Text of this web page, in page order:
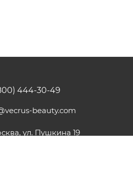
444-30-49
beauty.com
ул. Пушкина 19